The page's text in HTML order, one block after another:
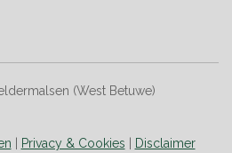
(West Betuwe)
Privacy & Cookies Disclaimer